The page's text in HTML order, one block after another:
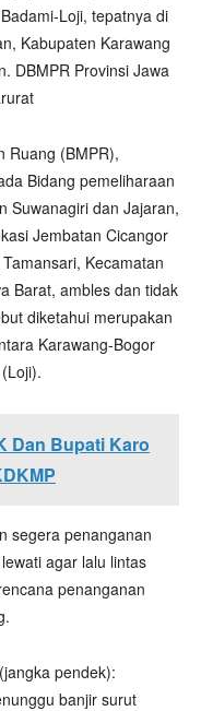
Loji, tepatnya di
Kabupaten Karawang
DBMPR Provinsi Jawa
Ruang (BMPR),
Bidang pemeliharaan
Suwanagiri dan Jajaran,
Jembatan Cicangor
Kecamatan
Barat, ambles dan tidak
diketahui merupakan
Karawang-Bogor
Dan Bupati Karo
segera penanganan
agar lalu lintas
penanganan
pendek):
banjir surut